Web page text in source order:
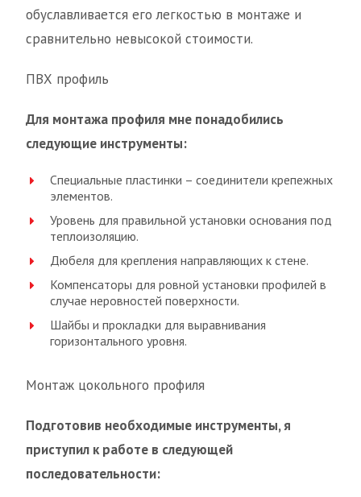
обуславливается его легкостью в монтаже и
сравнительно невысокой стоимости.
ПВХ профиль
Для монтажа профиля мне понадобились
следующие инструменты:
Специальные пластинки – соединители крепежных
элементов.
Уровень для правильной установки основания под
теплоизоляцию.
Дюбеля для крепления направляющих к стене.
Компенсаторы для ровной установки профилей в
случае неровностей поверхности.
Шайбы и прокладки для выравнивания
горизонтального уровня.
Монтаж цокольного профиля
Подготовив необходимые инструменты, я
приступил к работе в следующей
последовательности: